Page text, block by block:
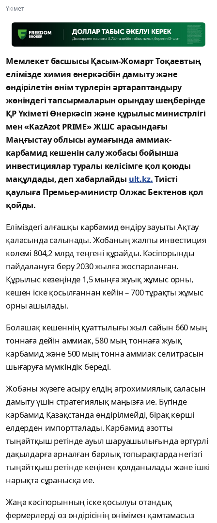
Үкімет
Мемлекет басшысы Қасым-Жомарт Тоқаевтың
елімізде химия өнеркәсібін дамыту және
өндірілетін өнім түрлерін әртараптандыру
жөніндегі тапсырмаларын орындау шеңберінде
ҚР Үкіметі Өнеркәсіп және құрылыс министрлігі
мен «KazAzot PRIME» ЖШС арасындағы
Маңғыстау облысы аумағында аммиак-
карбамид кешенін салу жобасы бойынша
инвестициялар туралы келісімге қол қоюды
мақұлдады, деп хабарлайды ult.kz.Тиісті
қаулыға Премьер-министр Олжас Бектенов қол
қойды.
Еліміздегі алғашқы карбамид өндіру зауыты Ақтау
қаласында салынады. Жобаның жалпы инвестиция
көлемі 804,2 млрд теңгені құрайды. Кәсіпорынды
пайдалануға беру 2030 жылға жоспарланған.
Құрылыс кезеңінде 1,5 мыңға жуық жұмыс орны,
кешен іске қосылғаннан кейін – 700 тұрақты жұмыс
орны ашылады.
Болашақ кешеннің қуаттылығы жыл сайын 660 мың
тоннаға дейін аммиак, 580 мың тоннаға жуық
карбамид және 500 мың тонна аммиак селитрасын
шығаруға мүмкіндік береді.
Жобаны жүзеге асыру елдің агрохимиялық саласын
дамыту үшін стратегиялық маңызға ие. Бүгінде
карбамид Қазақстанда өндірілмейді, бірақ көрші
елдерден импортталады. Карбамид азотты
тыңайтқыш ретінде ауыл шаруашылығында әртүрлі
дақылдарға арналған барлық топырақтарда негізгі
тыңайтқыш ретінде кеңінен қолданылады және ішкі
нарықта сұранысқа ие.
Жаңа кәсіпорынның іске қосылуы отандық
фермерлерді өз өндірісінің өнімімен қамтамасыз